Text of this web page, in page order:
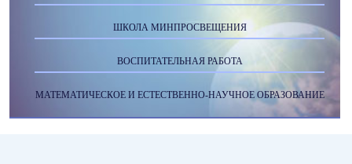
ШКОЛА МИНПРОСВЕЩЕНИЯ
ВОСПИТАТЕЛЬНАЯ РАБОТА
МАТЕМАТИЧЕСКОЕ И ЕСТЕСТВЕННО-НАУЧНОЕ ОБРАЗОВАНИЕ